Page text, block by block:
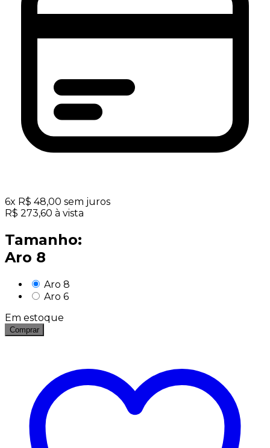
6x R$ 48,00 sem juros
R$ 273,60 à vista
Tamanho:
Aro 8
Aro 8
Aro 6
Em estoque
Comprar